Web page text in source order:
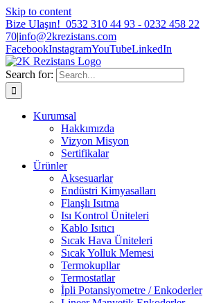
Skip to content
Bize Ulaşın! 0532 310 44 93 - 0232 458 22
70|info@2krezistans.com
FacebookInstagramYouTubeLinkedIn
Search for:
Kurumsal
Hakkımızda
Vizyon Misyon
Sertifikalar
Ürünler
Aksesuarlar
Endüstri Kimyasalları
Flanşlı Isıtma
Isı Kontrol Üniteleri
Kablo Isıtıcı
Sıcak Hava Üniteleri
Sıcak Yolluk Memesi
Termokupllar
Termostatlar
İpli Potansiyometre / Enkoderler